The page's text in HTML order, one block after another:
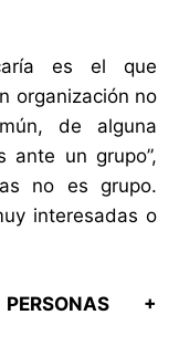
es el que
organización no
de alguna
ante un grupo”,
no es grupo.
interesadas o
+